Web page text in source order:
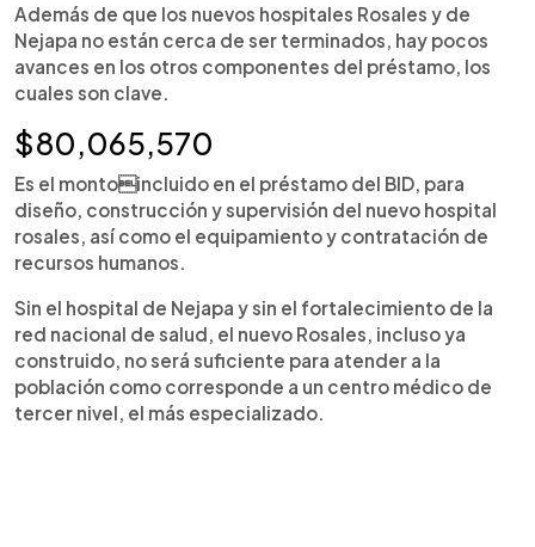
Además de que los nuevos hospitales Rosales y de
Nejapa no están cerca de ser terminados, hay pocos
avances en los otros componentes del préstamo, los
cuales son clave.
$80,065,570
Es el montoincluido en el préstamo del BID, para
diseño, construcción y supervisión del nuevo hospital
rosales, así como el equipamiento y contratación de
recursos humanos.
Sin el hospital de Nejapa y sin el fortalecimiento de la
red nacional de salud, el nuevo Rosales, incluso ya
construido, no será suficiente para atender a la
población como corresponde a un centro médico de
tercer nivel, el más especializado.